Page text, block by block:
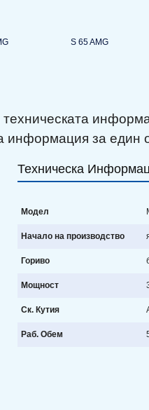
S 65 AMG
информация за един
Техническа
Модел
Начало на производство
Гориво
Мощност
Ск. Кутия
Раб. Обем